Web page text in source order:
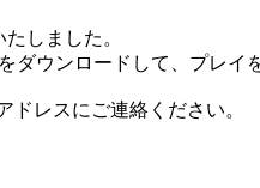
しました。
ダウンロードして、プレイ
レスにご連絡ください。